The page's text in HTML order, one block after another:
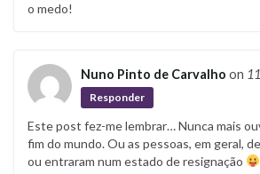
o medo!
Nuno Pinto de Carvalho on
Responder
Este post fez-me lembrar… Nunca mais
fim do mundo. Ou as pessoas, em geral,
ou entraram num estado de resignação